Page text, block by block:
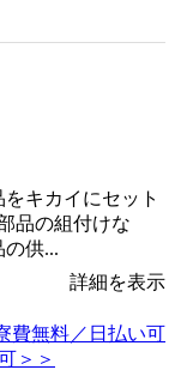
キカイにセット
品の組付けな
供...
詳細を表示